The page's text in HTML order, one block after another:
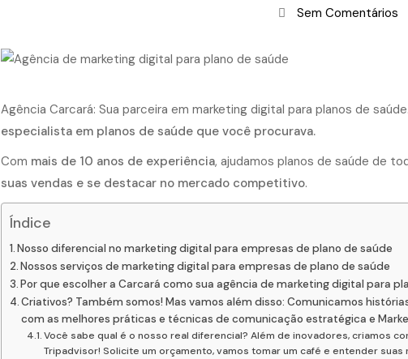
Sem Comentários
Agência Carcará: Sua parceira em marketing digital para planos de saúde.
especialista em planos de saúde que você procurava.
Com mais de 10 anos de experiência, ajudamos planos de saúde de
suas vendas e se destacar no mercado competitivo.
Índice
Nosso diferencial no marketing digital para empresas de plano de saúde
Nossos serviços de marketing digital para empresas de plano de saúde
Por que escolher a Carcará como sua agência de marketing digital para
Criativos? Também somos! Mas vamos além disso: Comunicamos
com as melhores práticas e técnicas de comunicação estratégica e
Você sabe qual é o nosso real diferencial? Além de inovadores, criamos
Tripadvisor! Solicite um orçamento, vamos tomar um café e entender